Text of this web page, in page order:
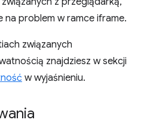
na problem w ramce iframe.
związanych
znajdziesz w sekcji
w wyjaśnieniu.